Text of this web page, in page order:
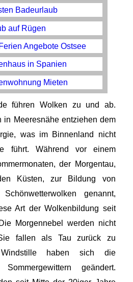
Badeurlaub
auf Rügen
Angebote Ostsee
in Spanien
Mieten
führen Wolken zu und ab.
in Meeresnähe entziehen dem
was im Binnenland nicht
führt. Während vor einem
der Morgentau,
Küsten, zur Bildung von
genannt,
Art der Wolkenbildung seit
Morgennebel werden nicht
fallen als Tau zurück zu
haben sich die
geändert.